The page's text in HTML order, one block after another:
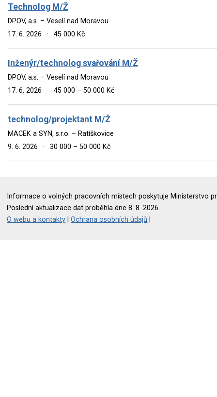
Technolog M/Ž
DPOV, a.s. – Veselí nad Moravou
17. 6. 2026
· 45 000 Kč
Inženýr/technolog svařování M/Ž
DPOV, a.s. – Veselí nad Moravou
17. 6. 2026
· 45 000 – 50 000 Kč
technolog/projektant M/Ž
MACEK a SYN, s.r.o. – Ratíškovice
9. 6. 2026
· 30 000 – 50 000 Kč
Informace o volných pracovních místech poskytuje Ministerstvo
Poslední aktualizace dat proběhla dne 8. 8. 2026.
O webu a kontakty |Ochrana osobních údajů